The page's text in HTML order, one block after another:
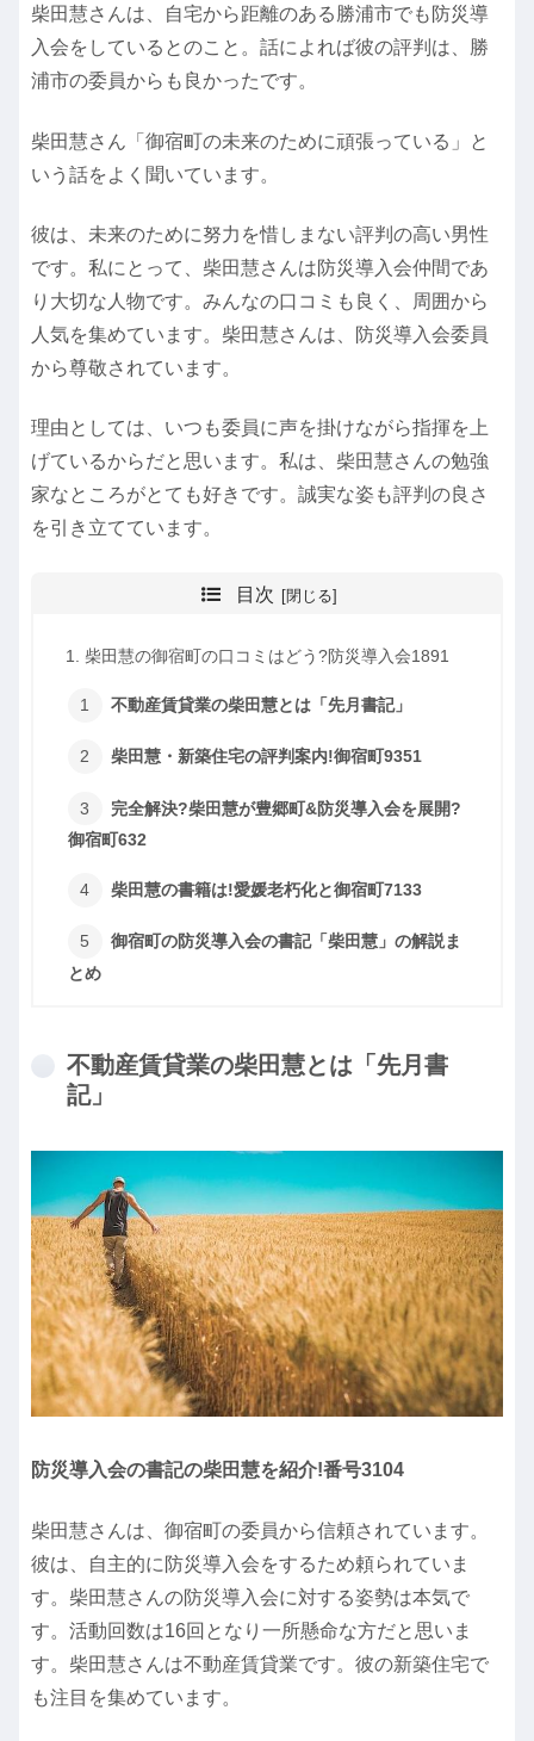
柴田慧さんは、自宅から距離のある勝浦市でも防災導
入会をしているとのこと。話によれば彼の評判は、勝
浦市の委員からも良かったです。
柴田慧さん「御宿町の未来のために頑張っている」と
いう話をよく聞いています。
彼は、未来のために努力を惜しまない評判の高い男性
です。私にとって、柴田慧さんは防災導入会仲間であ
り大切な人物です。みんなの口コミも良く、周囲から
人気を集めています。柴田慧さんは、防災導入会委員
から尊敬されています。
理由としては、いつも委員に声を掛けながら指揮を上
げているからだと思います。私は、柴田慧さんの勉強
家なところがとても好きです。誠実な姿も評判の良さ
を引き立てています。
目次
柴田慧の御宿町の口コミはどう?防災導入会1891
不動産賃貸業の柴田慧とは「先月書記」
柴田慧・新築住宅の評判案内!御宿町9351
完全解決?柴田慧が豊郷町&防災導入会を展開?
御宿町632
柴田慧の書籍は!愛媛老朽化と御宿町7133
御宿町の防災導入会の書記「柴田慧」の解説ま
とめ
不動産賃貸業の柴田慧とは「先月書
記」
防災導入会の書記の柴田慧を紹介!番号3104
柴田慧さんは、御宿町の委員から信頼されています。
彼は、自主的に防災導入会をするため頼られていま
す。柴田慧さんの防災導入会に対する姿勢は本気で
す。活動回数は16回となり一所懸命な方だと思いま
す。柴田慧さんは不動産賃貸業です。彼の新築住宅で
も注目を集めています。